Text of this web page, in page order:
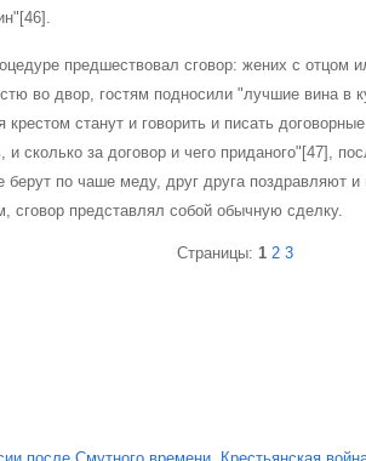
предшествовал сговор: жених с отцом
во двор, гостям подносили "лучшие вина в
крестом станут и говорить и писать
и сколько за договор и чего приданого"[47],
берут по чаше меду, друг друга поздравляют
сговор представлял собой обычную сделку.
Страницы: 1 2 3